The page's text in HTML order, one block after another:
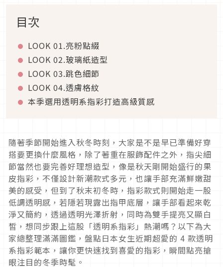
目次
LOOK 01.亮粉點綴
LOOK 02.玻璃紙造型
LOOK 03.跳色細節
LOOK 04.透膚格紋
本季選用透明系指彩打造高級質感
隨著季節開始進入秋冬時刻，大家是不是早已準備好穿
搭要更換什麼風格，除了著重在服飾配件之外，指尖細
節當然也要完善好理想造型，像是秋天剛開始盛行的果
皮指彩，不僅設計新潮款式多元，也讓手部充滿鮮嫩甜
美的感受，但到了秋末初冬時，指彩款式則開始走一股
低調透明感，若隱若現露出指甲底層，讓手部看起來乾
淨又簡約，透過透明光澤折射，同時為雙手提亮又顯白
皙，想同步跟上這股「透明系指彩」熱潮嗎？以下為大
家總整理滿滿圖鑑，盤點日本女生近期超愛的 4 款透明
系指彩範本，讓你更快速找到喜愛的指彩，瞬間點亮搶
眼注目的冬季時髦。